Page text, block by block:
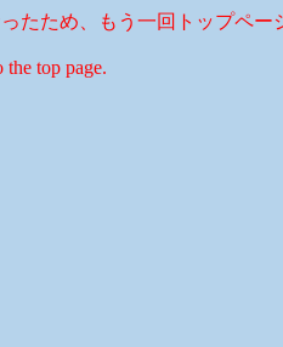
たため、もう一回トップペー
the top page.